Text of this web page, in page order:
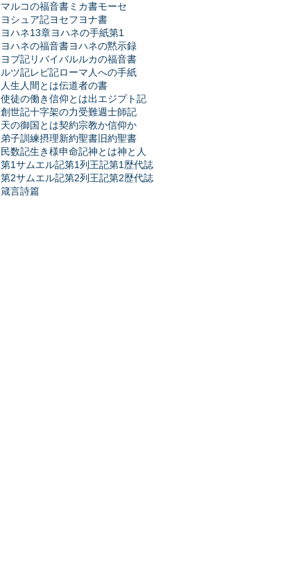
マルコの福音書ミカ書モーセ
ヨシュア記ヨセフヨナ書
ヨハネ13章ヨハネの手紙第1
ヨハネの福音書ヨハネの黙示録
ヨブ記リバイバルルカの福音書
ルツ記レビ記ローマ人への手紙
人生 人間とは伝道者の書
使徒の働き信仰とは出エジプト記
創世記十字架の力受難週士師記
天の御国とは契約宗教か信仰か
弟子訓練摂理新約聖書 旧約聖書
民数記生き様申命記神とは神と人
第1サムエル記第1列王記第1歴代誌
第2サムエル記第2列王記第2歴代誌
箴言詩篇